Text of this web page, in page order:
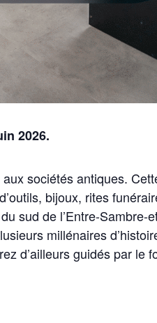
2026.
sociétés antiques.
bijoux, rites
sud de l’Entre-Sambre-
millénaires
d’ailleurs guidés par le